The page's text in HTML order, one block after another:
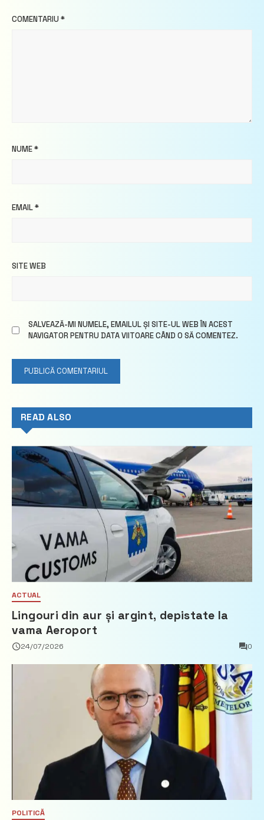
COMENTARIU *
NUME*
EMAIL*
SITE WEB
SALVEAZĂ-MI NUMELE, EMAILUL ȘI SITE-UL WEB ÎN ACEST
NAVIGATOR PENTRU DATA VIITOARE CÂND O SĂ COMENTEZ.
READ ALSO
ACTUAL
Lingouri din aur și argint, depistate la
vama Aeroport
24/07/2026 0
POLITICĂ